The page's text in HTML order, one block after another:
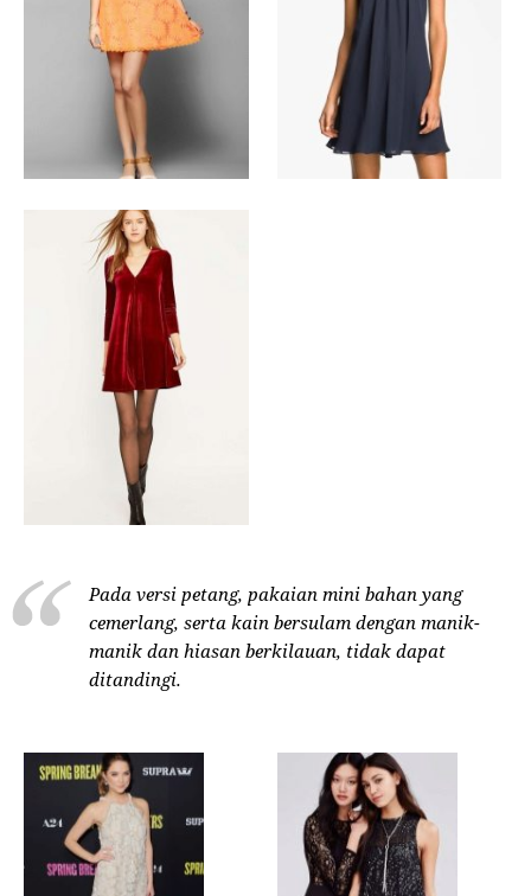
Pada versi petang, pakaian mini bahan yang
cemerlang, serta kain bersulam dengan manik-
manik dan hiasan berkilauan, tidak dapat
ditandingi.